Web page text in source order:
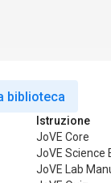
biblioteca
Istruzione
JoVE Core
JoVE Science
JoVE Lab